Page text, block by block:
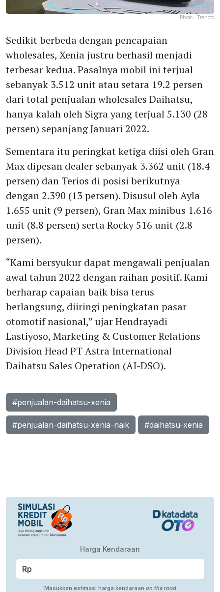
Photo : Trenoto
Sedikit berbeda dengan pencapaian
wholesales, Xenia justru berhasil menjadi
terbesar kedua. Pasalnya mobil ini terjual
sebanyak 3.512 unit atau setara 19.2 persen
dari total penjualan wholesales Daihatsu,
hanya kalah oleh Sigra yang terjual 5.130 (28
persen) sepanjang Januari 2022.
Sementara itu peringkat ketiga diisi oleh Gran
Max dipesan dealer sebanyak 3.362 unit (18.4
persen) dan Terios di posisi berikutnya
dengan 2.390 (13 persen). Disusul oleh Ayla
1.655 unit (9 persen), Gran Max minibus 1.616
unit (8.8 persen) serta Rocky 516 unit (2.8
persen).
“Kami bersyukur dapat mengawali penjualan
awal tahun 2022 dengan raihan positif. Kami
berharap capaian baik bisa terus
berlangsung, diiringi peningkatan pasar
otomotif nasional,” ujar Hendrayadi
Lastiyoso, Marketing & Customer Relations
Division Head PT Astra International
Daihatsu Sales Operation (AI-DSO).
#penjualan-daihatsu-xenia
#penjualan-daihatsu-xenia-naik #daihatsu-xenia